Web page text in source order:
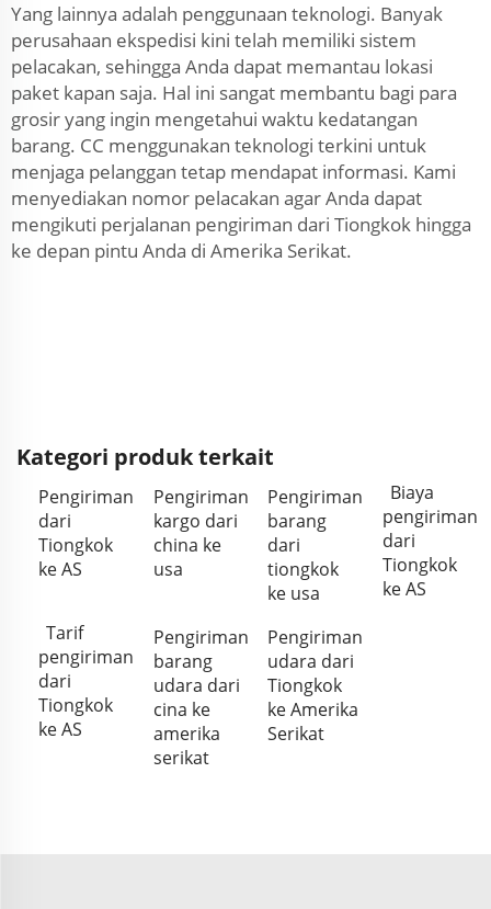
Yang lainnya adalah penggunaan teknologi. Banyak
perusahaan ekspedisi kini telah memiliki sistem
pelacakan, sehingga Anda dapat memantau lokasi
paket kapan saja. Hal ini sangat membantu bagi para
grosir yang ingin mengetahui waktu kedatangan
barang. CC menggunakan teknologi terkini untuk
menjaga pelanggan tetap mendapat informasi. Kami
menyediakan nomor pelacakan agar Anda dapat
mengikuti perjalanan pengiriman dari Tiongkok hingga
ke depan pintu Anda di Amerika Serikat.
Kategori produk terkait
Pengiriman
dari
Tiongkok
ke AS
Pengiriman
kargo dari
china ke
usa
Pengiriman
barang
dari
tiongkok
ke usa
Biaya
pengiriman
dari
Tiongkok
ke AS
Tarif
pengiriman
dari
Tiongkok
ke AS
Pengiriman
barang
udara dari
cina ke
amerika
serikat
Pengiriman
udara dari
Tiongkok
ke Amerika
Serikat